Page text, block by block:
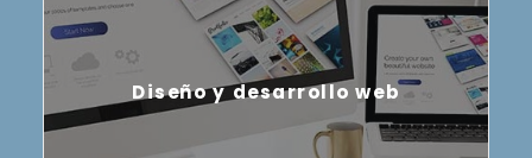
Diseño y desarrollo web